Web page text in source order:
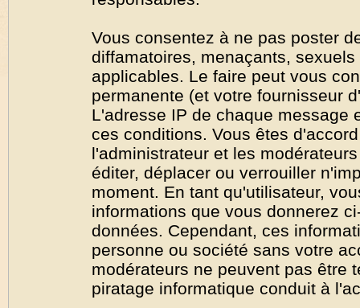
Vous consentez à ne pas poster
diffamatoires, menaçants,
applicables. Le faire peut vous
permanente (et votre fournisseur
L'adresse IP de chaque message
ces conditions. Vous êtes
l'administrateur et les
éditer, déplacer ou verrouiller
moment. En tant qu'utilisateur,
informations que vous donnerez
données. Cependant, ces
personne ou société sans votre
modérateurs ne peuvent pas être
piratage informatique conduit à